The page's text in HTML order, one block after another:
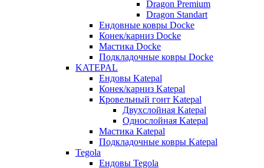
Dragon Premium
Dragon Standart
Ендовные ковры Docke
Конек/карниз Docke
Мастика Docke
Подкладочные ковры Docke
KATEPAL
Ендовы Katepal
Конек/карниз Katepal
Кровельный гонт Katepal
Двухслойная Katepal
Однослойная Katepal
Мастика Katepal
Подкладочные ковры Katepal
Tegola
Ендовы Tegola